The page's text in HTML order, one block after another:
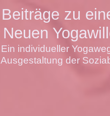
Beiträge zu
Neuen
Ein individueller
Ausgestaltung der